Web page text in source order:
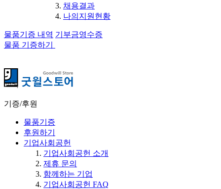
채용결과
나의지원현황
물품기증 내역 기부금영수증
물품 기증하기
기증/후원
물품기증
후원하기
기업사회공헌
기업사회공헌 소개
제휴 문의
함께하는 기업
기업사회공헌 FAQ